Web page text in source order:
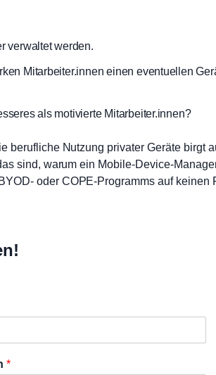
verwaltet werden.
Mitarbeiter.innen einen eventuellen
als motivierte Mitarbeiter.innen?
berufliche Nutzung privater Geräte birgt
sind, warum ein Mobile-Device-
oder COPE-Programms auf keinen
*